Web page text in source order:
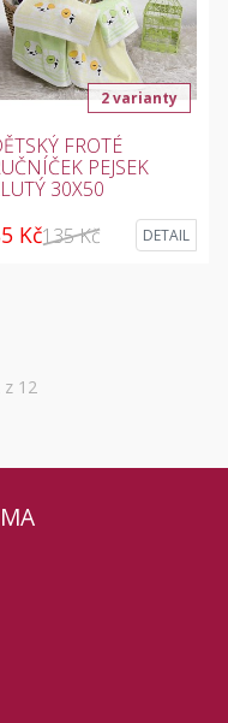
2 varianty
FROTÉ
PEJSEK
30X50
Kč135 Kč DETAIL
z 12